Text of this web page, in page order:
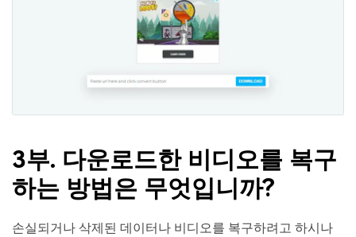
3부. 다운로드한 비디오를 복구
하는 방법은 무엇입니까?
손실되거나 삭제된 데이터나 비디오를 복구하려고 하시나